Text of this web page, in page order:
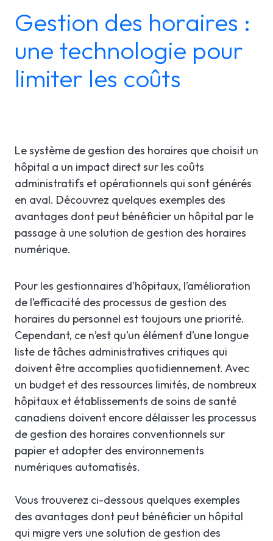
LGI RÉORIENTATION
LGI ASSIGNATIONS (STROM)
LGI FINANCES (GRF)
LGI DOCUMENTATION
ÉLECTRONIQUE (GDE)
LGI CONTINUUMCORE
LGI ARP (BOSTON WORKSTATION)
LGI MED-URGE
ÉTUDES DE CAS
BROCHURES PRODUITS
WEBINAIRE(S) À VENIR
SOUTIEN TECHNIQUE
INFOLETTRE
En
Gestion des horaires :
une technologie pour
limiter les coûts
Le système de gestion des horaires que choisit un
hôpital a un impact direct sur les coûts
administratifs et opérationnels qui sont générés
en aval. Découvrez quelques exemples des
avantages dont peut bénéficier un hôpital par le
passage à une solution de gestion des horaires
numérique.
Pour les gestionnaires d’hôpitaux, l’amélioration
de l’efficacité des processus de gestion des
horaires du personnel est toujours une priorité.
Cependant, ce n’est qu’un élément d’une longue
liste de tâches administratives critiques qui
doivent être accomplies quotidiennement. Avec
un budget et des ressources limités, de nombreux
hôpitaux et établissements de soins de santé
canadiens doivent encore délaisser les processus
de gestion des horaires conventionnels sur
papier et adopter des environnements
numériques automatisés.
Vous trouverez ci-dessous quelques exemples
des avantages dont peut bénéficier un hôpital
qui migre vers une solution de gestion des